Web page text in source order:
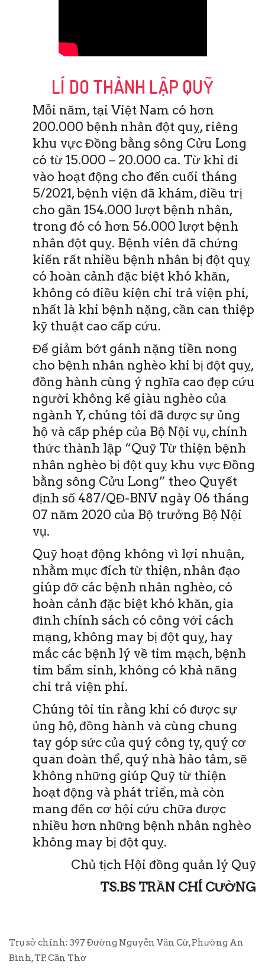
LÍ DO THÀNH LẬP QUỸ
Mỗi năm, tại Việt Nam có hơn
200.000 bệnh nhân đột quỵ, riêng
khu vực Đồng bằng sông Cửu Long
có từ 15.000 – 20.000 ca. Từ khi đi
vào hoạt động cho đến cuối tháng
5/2021, bệnh viện đã khám, điều trị
cho gần 154.000 lượt bệnh nhân,
trong đó có hơn 56.000 lượt bệnh
nhân đột quỵ. Bệnh viên đã chứng
kiến rất nhiều bệnh nhân bị đột quỵ
có hoàn cảnh đặc biệt khó khăn,
không có điều kiện chi trả viện phí,
nhất là khi bệnh nặng, cần can thiệp
kỹ thuật cao cấp cứu.
Để giảm bớt gánh nặng tiền nong
cho bệnh nhân nghèo khi bị đột quỵ,
đồng hành cùng ý nghĩa cao đẹp cứu
người không kể giàu nghèo của
ngành Y, chúng tôi đã được sự ủng
hộ và cấp phép của Bộ Nội vụ, chính
thức thành lập “Quỹ Từ thiện bệnh
nhân nghèo bị đột quỵ khu vực Đồng
bằng sông Cửu Long” theo Quyết
định số 487/QĐ-BNV ngày 06 tháng
07 năm 2020 của Bộ trưởng Bộ Nội
vụ.
Quỹ hoạt động không vì lợi nhuận,
nhằm mục đích từ thiện, nhân đạo
giúp đỡ các bệnh nhân nghèo, có
hoàn cảnh đặc biệt khó khăn, gia
đình chính sách có công với cách
mạng, không may bị đột quỵ, hay
mắc các bệnh lý về tim mạch, bệnh
tim bẩm sinh, không có khả năng
chi trả viện phí.
Chúng tôi tin rằng khi có được sự
ủng hộ, đồng hành và cùng chung
tay góp sức của quý công ty, quý cơ
quan đoàn thể, quý nhà hảo tâm, sẽ
không những giúp Quỹ từ thiện
hoạt động và phát triển, mà còn
mang đến cơ hội cứu chữa được
nhiều hơn những bệnh nhân nghèo
không may bị đột quỵ.
Chủ tịch Hội đồng quản lý Quỹ
TS.BS TRẦN CHÍ CƯỜNG
Trụ sở chính: 397 Đường Nguyễn Văn Cừ, Phường An
Bình, TP. Cần Thơ